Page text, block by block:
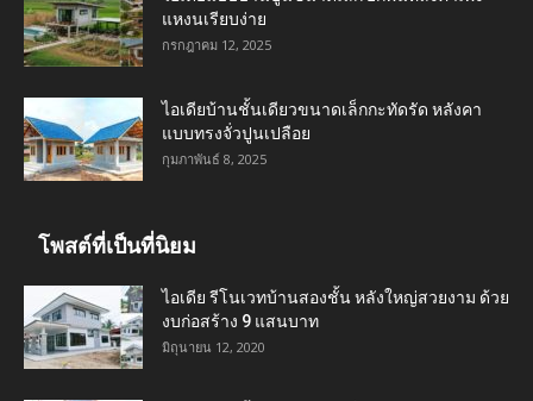
แหงนเรียบง่าย
กรกฎาคม 12, 2025
ไอเดียบ้านชั้นเดียวขนาดเล็กกะทัดรัด หลังคา
แบบทรงจั่วปูนเปลือย
กุมภาพันธ์ 8, 2025
โพสต์ที่เป็นที่นิยม
ไอเดีย รีโนเวทบ้านสองชั้น หลังใหญ่สวยงาม ด้วย
งบก่อสร้าง 9 แสนบาท
มิถุนายน 12, 2020